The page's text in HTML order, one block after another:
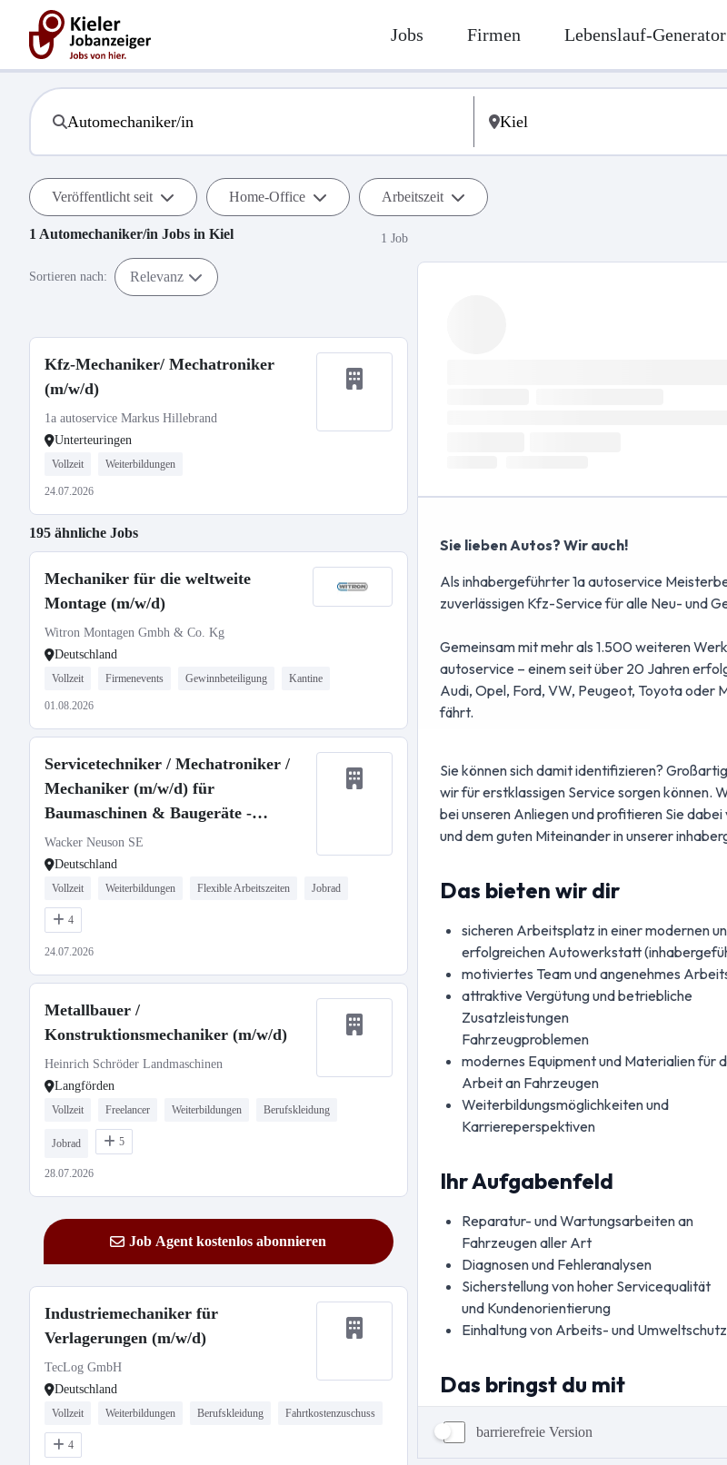
Jobs Firmen Lebenslauf-Generator
Veröffentlicht seit Home-Office Arbeitszeit
1 Automechaniker/in Jobs in Kiel 1 Job
Sortieren nach: Relevanz
Kfz-Mechaniker/ Mechatroniker
(m/w/d)
1a autoservice Markus Hillebrand
Unterteuringen
Vollzeit Weiterbildungen
24.07.2026
195 ähnliche Jobs
Mechaniker für die weltweite
Montage (m/w/d)
Witron Montagen Gmbh & Co. Kg
Deutschland
Vollzeit Firmenevents Gewinnbeteiligung Kantine
01.08.2026
Servicetechniker / Mechatroniker /
Mechaniker (m/w/d) für
Baumaschinen & Baugeräte -
stationär oder mobil
Wacker Neuson SE
Deutschland
Vollzeit Weiterbildungen Flexible Arbeitszeiten Jobrad
4
24.07.2026
Metallbauer /
Konstruktionsmechaniker (m/w/d)
Heinrich Schröder Landmaschinen
Langförden
Vollzeit Freelancer Weiterbildungen Berufskleidung
Jobrad 5
28.07.2026
Job Agent kostenlos abonnieren
Industriemechaniker für
Verlagerungen (m/w/d)
TecLog GmbH
Deutschland
Vollzeit Weiterbildungen Berufskleidung Fahrtkostenzuschuss
4
barrierefreie Version